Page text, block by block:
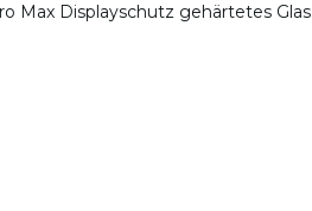
Max Displayschutz gehärtetes Glas